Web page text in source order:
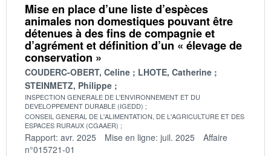
Mise en place d’une liste d’espèces
animales non domestiques pouvant être
détenues à des fins de compagnie et
d’agrément et définition d’un « élevage de
conservation »
COUDERC-OBERT, Celine
LHOTE, Catherine
STEINMETZ, Philippe
INSPECTION GENERALE DE L'ENVIRONNEMENT ET DU
DEVELOPPEMENT DURABLE (IGEDD)
CONSEIL GENERAL DE L'ALIMENTATION, DE L'AGRICULTURE ET DES
ESPACES RURAUX (CGAAER)
Rapport: avr. 2025 Mise en ligne: juil. 2025
Affaire
n°015721-01